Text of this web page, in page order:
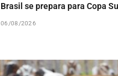
Brasil se prepara para Copa
06/08/2026